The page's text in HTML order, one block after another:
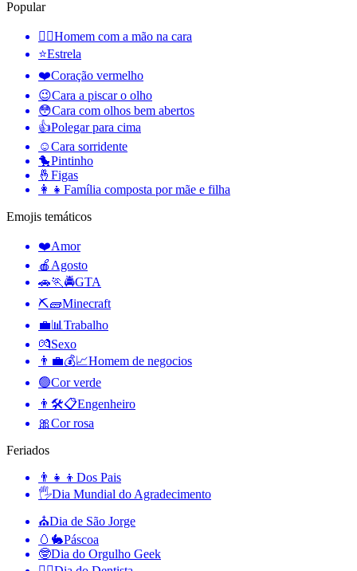
Popular
🤦‍♂️Homem com a mão na cara
⭐Estrela
❤️Coração vermelho
😉Cara a piscar o olho
😳Cara com olhos bem abertos
👍Polegar para cima
☺️Cara sorridente
🐤Pintinho
🤞 Figas
👩‍👧 Família composta por mãe e filha
Emojis temáticos
❤️Amor
🍎 Agosto
🚗🏃🚔GTA
⛏🧱Minecraft
💼📊 Trabalho
💏Sexo
👨‍💼💰📈Homem de negocios
🟢Cor verde
👨🛠📋Engenheiro
🎀Cor rosa
Feriados
👨‍👧‍👦 Dos Pais
🖐Dia Mundial do Agradecimento
⛪️Dia de São Jorge
🥚🐇Páscoa
🤓Dia do Orgulho Geek